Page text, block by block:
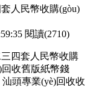
人民幣收購(gòu)
閱讀(2710)
四套人民幣收購
收舊版紙幣錢
汕頭專業(yè)回收收